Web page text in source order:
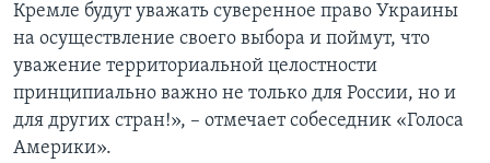
Кремле будут уважать суверенное право Украины
на осуществление своего выбора и поймут, что
уважение территориальной целостности
принципиально важно не только для России, но и
для других стран!», – отмечает собеседник «Голоса
Америки».